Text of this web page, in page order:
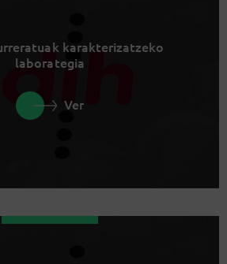
karakterizatzeko
laborategia
Ver